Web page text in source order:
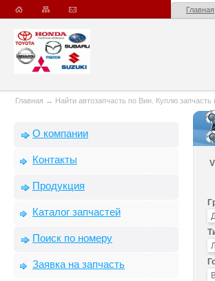
Главная
Главная → Найти автозапчасть по Вин. Куплю
О компании
Контакты
Продукция
Каталог запчастей
Поиск по номеру
Заявка на запчасть